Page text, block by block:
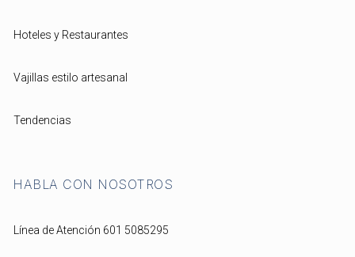
Hoteles y Restaurantes
Vajillas estilo artesanal
Tendencias
HABLA CON NOSOTROS
Línea de Atención 601 5085295